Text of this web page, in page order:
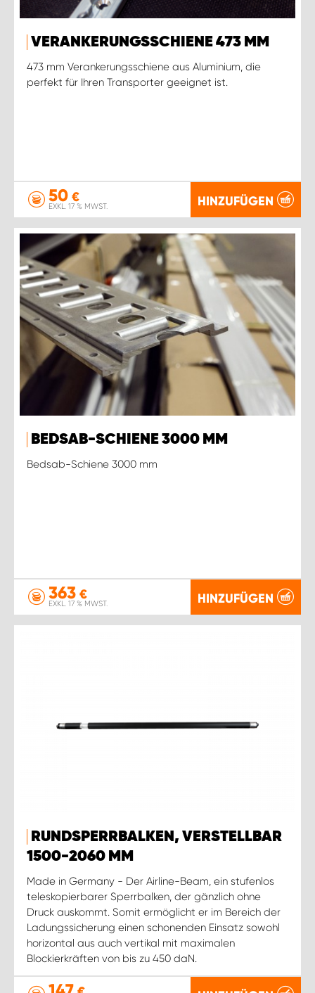
VERANKERUNGSSCHIENE 473 MM
473 mm Verankerungsschiene aus Aluminium, die
perfekt für Ihren Transporter geeignet ist.
50 €
EXKL. 17 % MWST. HINZUFÜGEN
BEDSAB-SCHIENE 3000 MM
Bedsab-Schiene 3000 mm
363 €
EXKL. 17 % MWST. HINZUFÜGEN
RUNDSPERRBALKEN, VERSTELLBAR
1500-2060 MM
Made in Germany - Der Airline-Beam, ein stufenlos
teleskopierbarer Sperrbalken, der gänzlich ohne
Druck auskommt. Somit ermöglicht er im Bereich der
Ladungssicherung einen schonenden Einsatz sowohl
horizontal aus auch vertikal mit maximalen
Blockierkräften von bis zu 450 daN.